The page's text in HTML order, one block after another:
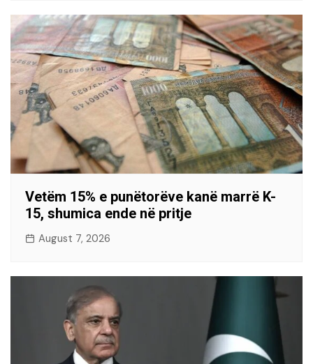
Vetëm 15% e punëtorëve kanë marrë K-
15, shumica ende në pritje
August 7, 2026